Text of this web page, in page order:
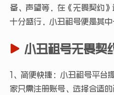
备、声望等，在《无畏契约
十分盛行，小丑租号便是其中
小丑租号无畏契
1、简便快捷：小丑租号平台
家只需注册账号、选择合适